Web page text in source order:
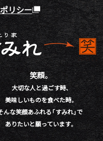
リシー
笑顔。
大切な人と過ごす時、
美味しいものを食べた時。
んな笑顔あふれる「すみれ」で
ありたいと願っています。